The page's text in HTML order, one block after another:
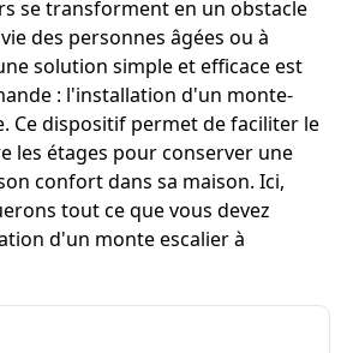
se transforment en un obstacle
des personnes âgées ou à
solution simple et efficace est
: l'installation d'un monte-
Ce dispositif permet de faciliter le
les étages pour conserver une
confort dans sa maison. Ici,
tout ce que vous devez
d'un monte escalier à